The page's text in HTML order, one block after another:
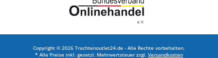
Copyright © 2026 Trachtenoutlet24.de - Alle Rechte vorbehalten.
* Alle Preise inkl. gesetzl. Mehrwertsteuer zzgl. Versandkosten